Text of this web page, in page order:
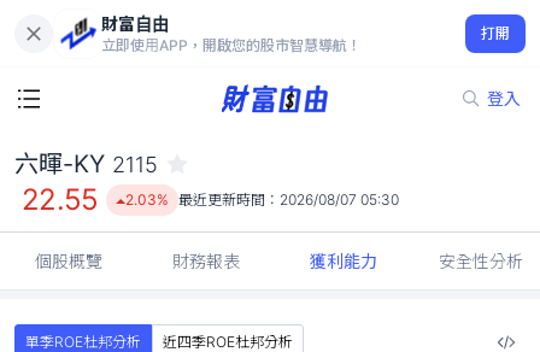
財富自由
立即使用APP，開啟您的股市智慧導航！
打開
登入
22.55
2.03%
六暉-KY 2115
22.55 2.03% 最近更新時間： 2026/08/07 05:30
個股概覽 財務報表 獲利能力 安全性分析
單季ROE杜邦分析
近四季ROE杜邦分析